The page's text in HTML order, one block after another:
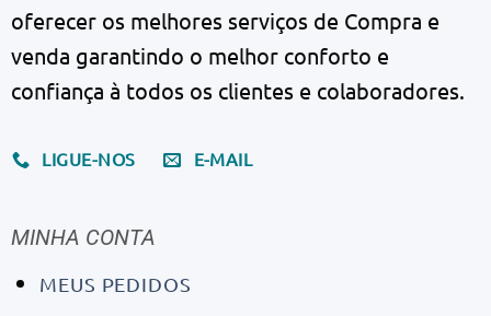
oferecer os melhores serviços de Compra e
venda garantindo o melhor conforto e
confiança à todos os clientes e colaboradores.
LIGUE-NOS E-MAIL
MINHA CONTA
MEUS PEDIDOS